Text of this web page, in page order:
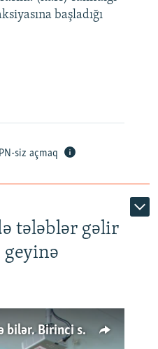
1080p
1080p
başladığı
siz açmaq
tələblər gəlir
50 min müəllim işini itirə bilər. Birinci sinfə gedənlər azalır